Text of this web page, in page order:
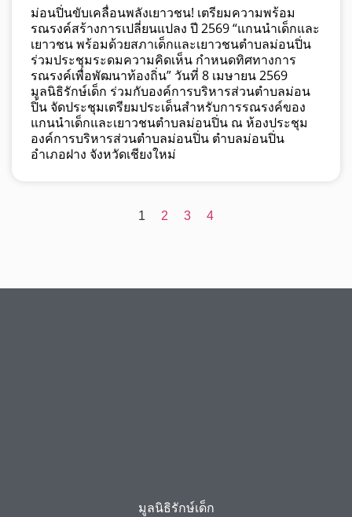
ม่อนปิ่น อำเภอฝาง จังหวัดเชียงใหม่
ม่อนปิ่นขับเคลื่อนพลังเยาวชน! เตรียมความพร้อม
รณรงค์สร้างการเปลี่ยนแปลง ปี 2569 “แกนนำเด็กและ
เยาวชน พร้อมด้วยสภาเด็กและเยาวชนตำบลม่อนปิ่น
ร่วมประชุมระดมความคิดเห็น กำหนดทิศทางการ
รณรงค์เพื่อพัฒนาท้องถิ่น” วันที่ 8 เมษายน 2569
มูลนิธิรักษ์เด็ก ร่วมกับองค์การบริหารส่วนตำบลม่อน
ปิ่น จัดประชุมเตรียมประเด็นสำหรับการรณรงค์ของ
แกนนำเด็กและเยาวชนตำบลม่อนปิ่น ณ ห้องประชุม
องค์การบริหารส่วนตำบลม่อนปิ่น ตำบลม่อนปิ่น
อำเภอฝาง จังหวัดเชียงใหม่
1 2 3 4
มูลนิธิรักษ์เด็ก